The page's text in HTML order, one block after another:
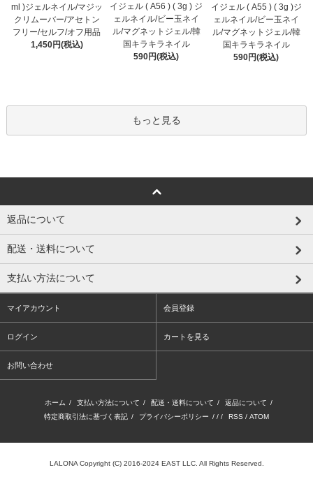
ml )ジェルネイル/マジッ
クリムーバー/アセトン
フリー/セルフ/オフ用品
1,450円(税込)
イジェル ( A56 ) ( 3g ) ジ
ェルネイル/ビー玉ネイ
ル/マグネットジェル/韓
国キラキラネイル
590円(税込)
イジェル ( A55 ) ( 3g )ジ
ェルネイル/ビー玉ネイ
ル/マグネットジェル/韓
国キラキラネイル
590円(税込)
もっと見る
返品について
配送・送料について
支払い方法について
マイアカウント 会員登録
ログイン カートを見る
お問い合わせ
ホーム / 支払い方法について / 配送・送料について / 返品について /
特定商取引法に基づく表記 / プライバシーポリシー / / / RSS / ATOM
LALONA Copyright (C) 2016-2024 EAST LLC. All Rights Reserved.